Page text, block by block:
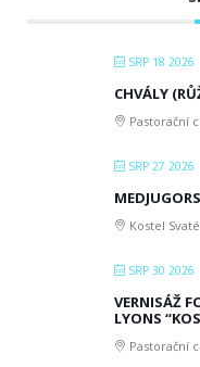
SRP 18 2026
CHVÁLY
Pastorační
SRP 27 2026
Kostel
SRP 30 2026
VERNISÁŽ
LYONS
Pastorační